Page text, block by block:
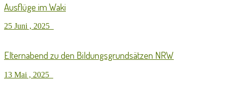
Ausflüge im Waki
25 Juni , 2025
Elternabend zu den Bildungsgrundsätzen NRW
13 Mai , 2025